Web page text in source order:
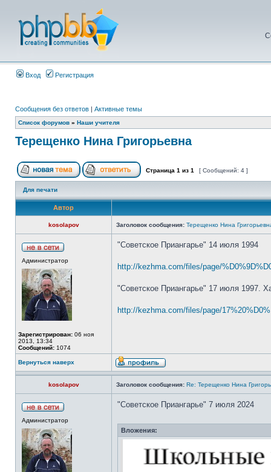
Вход Регистрация
Сообщения без ответов | Активные темы
Список форумов » Наши учителя
Терещенко Нина Григорьевна
Страница 1 из 1 [ Сообщений: 4 ]
Для печати
Автор
kosolapov Заголовок сообщения: Терещенко Нина
Администратор
Зарегистрирован: 06 ноя
2013, 13:34
Сообщений: 1074
"Советское Приангарье" 14 июля 1994
http://kezhma.com/files/page/
"Советское Приангарье" 17 июля 1997.
http://kezhma.com/files/page/
Вернуться наверх
kosolapov Заголовок сообщения: Re: Терещенко Нина
Администратор
"Советское Приангарье" 7 июля 2024
Вложения: